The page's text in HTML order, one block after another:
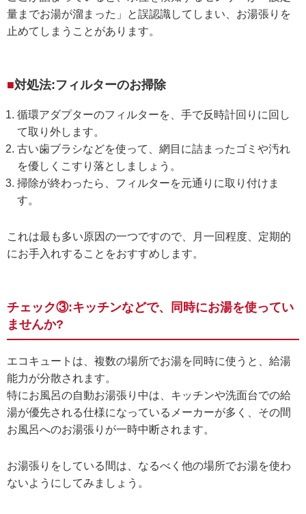
量までお湯が溜まった」と誤認識してしまい 、お湯張りを
止めてしまうことがあります。
対処法:フィルターのお掃除
循環アダプターのフィルターを、手で反時計回りに回し
て取り外します。
古い歯ブラシなどを使って、網目に詰まったゴミや汚れ
を優しくこすり落としましょう。
掃除が終わったら、フィルターを元通りに取り付けま
す。
これは最も多い原因の一つですので、月一回程度、定期的
にお手入れすることをおすすめします。
チェック③:キッチンなどで、同時にお湯を使ってい
ませんか?
エコキュートは、複数の場所でお湯を同時に使うと、給湯
能力が分散されます。
特にお風呂の自動お湯張り中は、キッチンや洗面台での給
湯が優先される仕様になっているメーカーが多く、その間
お風呂へのお湯張りが一時中断されます。
お湯張りをしている間は、なるべく他の場所でお湯を使わ
ないようにしてみましょう。